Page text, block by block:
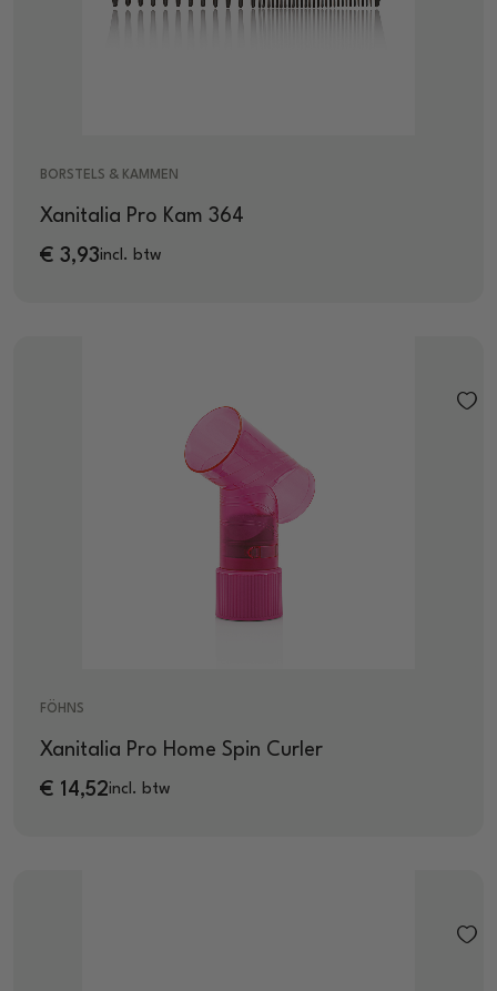
BORSTELS & KAMMEN
Xanitalia Pro Kam 364
€ 3,93incl. btw
FÖHNS
Xanitalia Pro Home Spin Curler
€ 14,52incl. btw